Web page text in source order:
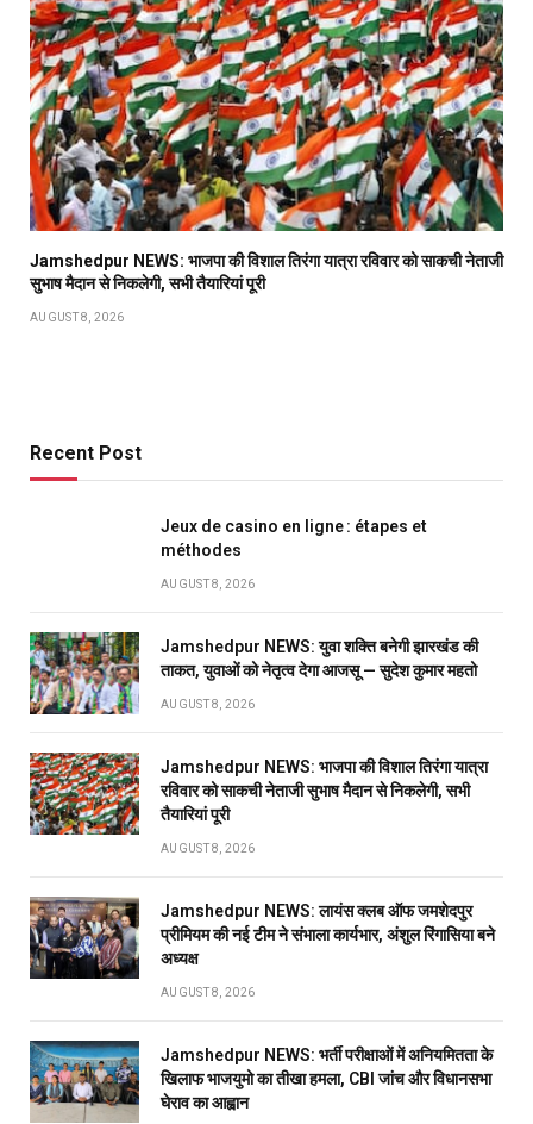
Jamshedpur NEWS: भाजपा की विशाल तिरंगा यात्रा रविवार को साकची नेताजी
सुभाष मैदान से निकलेगी, सभी तैयारियां पूरी
AUGUST 8, 2026
Recent Post
Jeux de casino en ligne : étapes et
méthodes
AUGUST 8, 2026
Jamshedpur NEWS: युवा शक्ति बनेगी झारखंड की
ताकत, युवाओं को नेतृत्व देगा आजसू — सुदेश कुमार महतो
AUGUST 8, 2026
Jamshedpur NEWS: भाजपा की विशाल तिरंगा यात्रा
रविवार को साकची नेताजी सुभाष मैदान से निकलेगी, सभी
तैयारियां पूरी
AUGUST 8, 2026
Jamshedpur NEWS: लायंस क्लब ऑफ जमशेदपुर
प्रीमियम की नई टीम ने संभाला कार्यभार, अंशुल रिंगासिया बने
अध्यक्ष
AUGUST 8, 2026
Jamshedpur NEWS: भर्ती परीक्षाओं में अनियमितता के
खिलाफ भाजयुमो का तीखा हमला, CBI जांच और विधानसभा
घेराव का आह्वान